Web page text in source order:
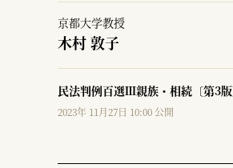
京都大学教授
木村 敦子
民法判例百選Ⅲ親族・相続〔第3
2023年 11月27日 10:00 公開